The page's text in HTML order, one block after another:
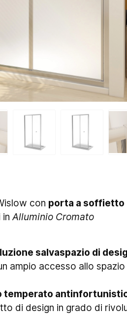
con porta a soffietto
in Alluminio Cromato
salvaspazio di
ampio accesso allo
temperato
di design in grado di